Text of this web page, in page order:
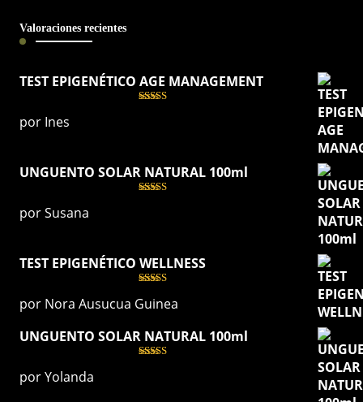
Valoraciones recientes
TEST EPIGENÉTICO AGE MANAGEMENT
por Ines
UNGUENTO SOLAR NATURAL 100ml
por Susana
TEST EPIGENÉTICO WELLNESS
con5de 5
por Nora Ausucua Guinea
UNGUENTO SOLAR NATURAL 100ml
por Yolanda